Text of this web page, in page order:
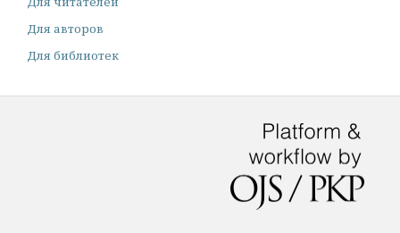
Для авторов
Для библиотек